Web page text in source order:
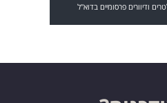
ודיוורים פרסומיים בדוא"ל